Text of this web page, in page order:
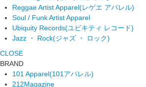
Reggae Artist Apparel(レゲエ アパレル)
Soul / Funk Artist Apparel
Ubiquity Records(ユビキティ レコード)
Jazz ・ Rock(ジャズ ・ ロック)
CLOSE
BRAND
101 Apparel(101アパレル)
212Magazine